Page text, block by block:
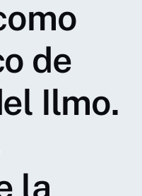
de
Ilmo.
la